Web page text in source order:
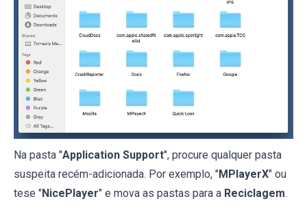
Na pasta "Application Support", procure qualquer pasta
suspeita recém-adicionada. Por exemplo, "MPlayerX" ou
tese "NicePlayer" e mova as pastas para a Reciclagem.